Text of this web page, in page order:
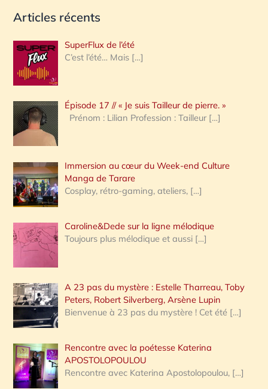
c
e
r
c
h
e
:
Articles récents
SuperFlux de l’été
C’est l’été… Mais […]
Épisode 17 // « Je suis Tailleur de pierre. »
Prénom : Lilian Profession : Tailleur […]
Immersion au cœur du Week-end Culture
Manga de Tarare
Cosplay, rétro-gaming, ateliers, […]
Caroline&Dede sur la ligne mélodique
Toujours plus mélodique et aussi […]
A 23 pas du mystère : Estelle Tharreau, Toby
Peters, Robert Silverberg, Arsène Lupin
Bienvenue à 23 pas du mystère ! Cet été […]
Rencontre avec la poétesse Katerina
APOSTOLOPOULOU
Rencontre avec Katerina Apostolopoulou, […]